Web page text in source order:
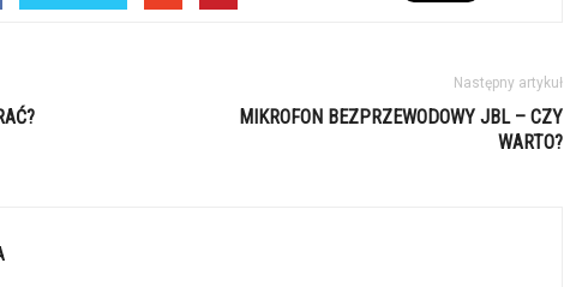
Następny artykuł
MIKROFON BEZPRZEWODOWY JBL – CZY
WARTO?